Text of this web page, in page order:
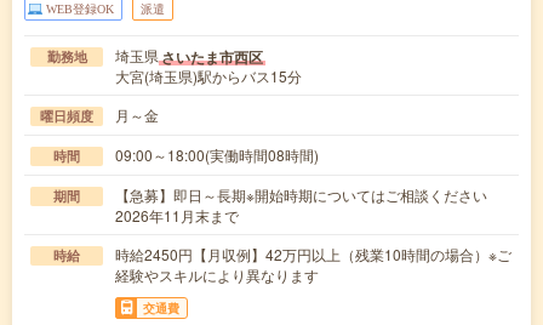
WEB登録OK 派遣
勤務地 埼玉県さいたま市西区
大宮(埼玉県)駅からバス15分
曜日頻度 月～金
時間 09:00～18:00(実働時間08時間)
期間
【急募】即日～長期※開始時期についてはご相談ください
2026年11月末まで
時給
時給2450円【月収例】42万円以上（残業10時間の場合）※ご
経験やスキルにより異なります
交通費